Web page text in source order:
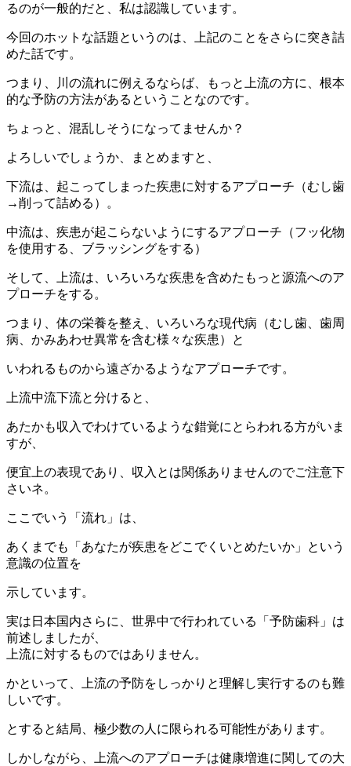
るのが一般的だと、私は認識しています。
今回のホットな話題というのは、上記のことをさらに突き詰
めた話です。
つまり、川の流れに例えるならば、もっと上流の方に、根本
的な予防の方法があるということなのです。
ちょっと、混乱しそうになってませんか？
よろしいでしょうか、まとめますと、
下流は、起こってしまった疾患に対するアプローチ（むし歯
→削って詰める）。
中流は、疾患が起こらないようにするアプローチ（フッ化物
を使用する、ブラッシングをする）
そして、上流は、いろいろな疾患を含めたもっと源流へのア
プローチをする。
つまり、体の栄養を整え、いろいろな現代病（むし歯、歯周
病、かみあわせ異常を含む様々な疾患）と
いわれるものから遠ざかるようなアプローチです。
上流中流下流と分けると、
あたかも収入でわけているような錯覚にとらわれる方がいま
すが、
便宜上の表現であり、収入とは関係ありませんのでご注意下
さいネ。
ここでいう「流れ」は、
あくまでも「あなたが疾患をどこでくいとめたいか」という
意識の位置を
示しています。
実は日本国内さらに、世界中で行われている「予防歯科」は
前述しましたが、
上流に対するものではありません。
かといって、上流の予防をしっかりと理解し実行するのも難
しいです。
とすると結局、極少数の人に限られる可能性があります。
しかしながら、上流へのアプローチは健康増進に関しての大